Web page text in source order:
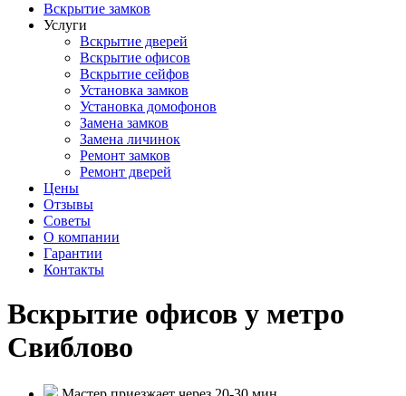
Вскрытие замков
Услуги
Вскрытие дверей
Вскрытие офисов
Вскрытие сейфов
Установка замков
Установка домофонов
Замена замков
Замена личинок
Ремонт замков
Ремонт дверей
Цены
Отзывы
Советы
О компании
Гарантии
Контакты
Вскрытие офисов у метро
Свиблово